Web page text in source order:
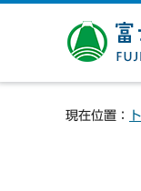
富士市
じまり
現在位置：